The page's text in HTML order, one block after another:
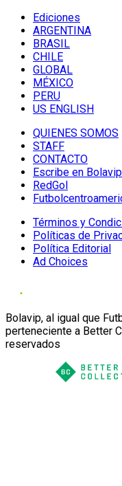
Ediciones
ARGENTINA
BRASIL
CHILE
GLOBAL
MÉXICO
PERU
US ENGLISH
QUIENES SOMOS
STAFF
CONTACTO
Escribe en Bolavip
RedGol
Términos y
Políticas de
Política Editorial
Ad Choices
Bolavip, al igual que
perteneciente a Better
reservados